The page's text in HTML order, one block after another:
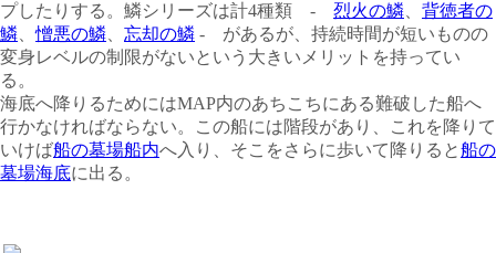
プしたりする。鱗シリーズは計4種類 -
烈火の鱗
背徳者の
鱗 、憎悪の鱗 忘却の鱗 - があるが、持続時間が短いものの
変身レベルの制限がないという大きいメリットを持ってい
る。
海底へ降りるためにはMAP内のあちこちにある難破した船へ
行かなければならない。この船には階段があり、これを降りて
いけば船の墓場船内へ入り、そこをさらに歩いて降りると船の
墓場海底に出る。